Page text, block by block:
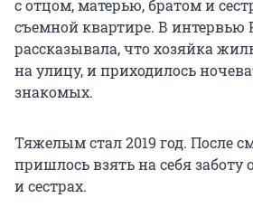
с отцом, матерью, братом и
съемной квартире. В интервью
рассказывала, что хозяйка
на улицу, и приходилось
знакомых.
Тяжелым стал 2019 год. После
пришлось взять на себя
и сестрах.